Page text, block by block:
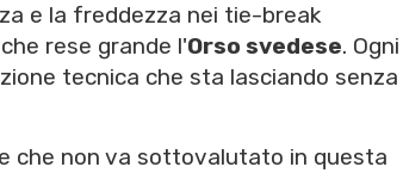
e la freddezza nei tie-break
rese grande l'Orso svedese. Ogni
tecnica che sta lasciando senza
che non va sottovalutato in questa